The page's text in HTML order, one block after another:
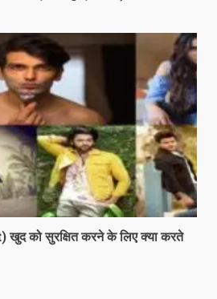
खुद को सुरक्षित करने के लिए क्या करते